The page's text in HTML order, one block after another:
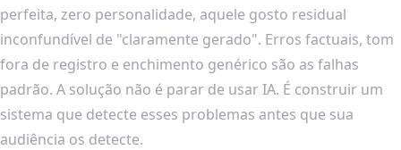
perfeita, zero personalidade, aquele gosto residual
inconfundível de "claramente gerado". Erros factuais, tom
fora de registro e enchimento genérico são as falhas
padrão. A solução não é parar de usar IA. É construir um
sistema que detecte esses problemas antes que sua
audiência os detecte.